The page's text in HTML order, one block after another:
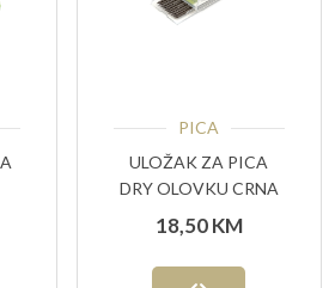
PICA
ULOŽAK ZA PICA
DRY OLOVKU CRNA
18,50KM